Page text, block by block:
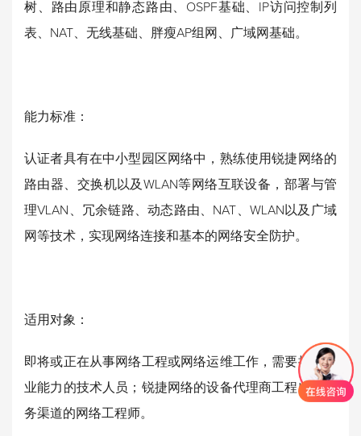
树、路由原理和静态路由、OSPF基础、IP访问控制列
表、NAT、无线基础、胖瘦AP组网、广域网基础。
能力标准：
认证者具有在中小型园区网络中，熟练使用锐捷网络的
路由器、交换机以及WLAN等网络互联设备，部署与管
理VLAN、冗余链路、动态路由、NAT、WLAN以及广域
网等技术，实现网络连接和基本的网络安全防护。
适用对象：
即将或正在从事网络工程或网络运维工作，需要提升专
业能力的技术人员；锐捷网络的设备代理商工程师、服
务渠道的网络工程师。